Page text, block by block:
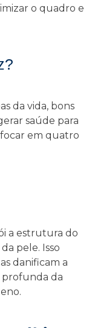
o quadro e
da vida, bons
saúde para
em quatro
a estrutura do
pele. Isso
danificam a
profunda da